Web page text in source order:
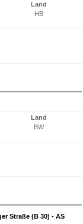
Land
HB
Land
BW
Straße (B 30) - AS